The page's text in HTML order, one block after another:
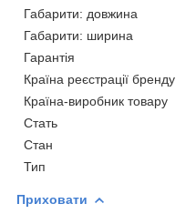
Габарити: довжина
Габарити: ширина
Гарантія
Країна реєстрації бренду
Країна-виробник товару
Стать
Стан
Тип
Приховати